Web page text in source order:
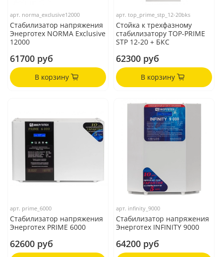
арт. norma_exclusive12000
Стабилизатор напряжения
Энерготех NORMA Exclusive
12000
61700 руб
В корзину
арт.top_prime_stp_12-20bks
Стойка к трехфазному
стабилизатору TOP-PRIME
STP 12-20 + БКС
62300 руб
В корзину
арт. prime_6000
Стабилизатор напряжения
Энерготех PRIME 6000
62600 руб
арт. infinity_9000
Стабилизатор напряжения
Энерготех INFINITY 9000
64200 руб